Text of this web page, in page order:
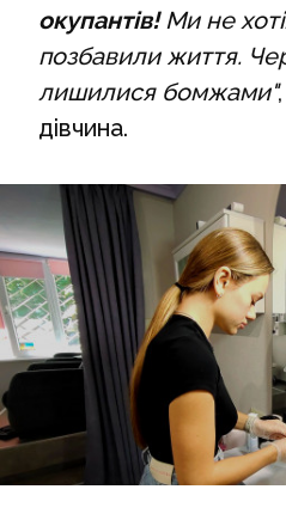
окупантів!Ми не
позбавили життя.
лишилися бомжами"
дівчина.